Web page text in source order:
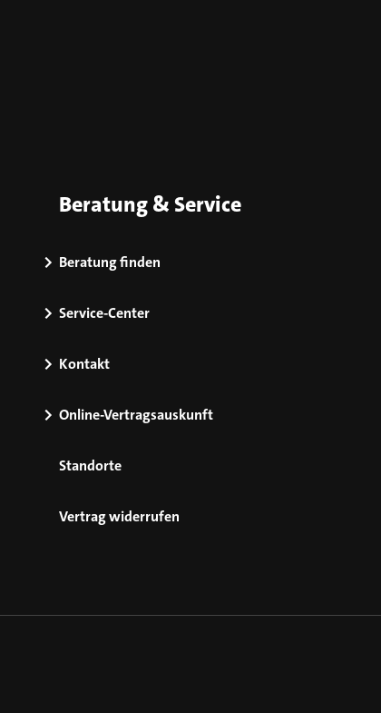
Beratung & Service
Beratung finden
Service-Center
Kontakt
Online-Vertragsauskunft
Standorte
Vertrag widerrufen